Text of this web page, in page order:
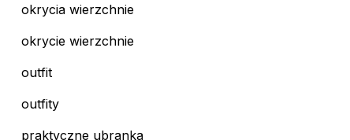
okrycia wierzchnie
okrycie wierzchnie
outfit
outfity
praktyczne ubranka